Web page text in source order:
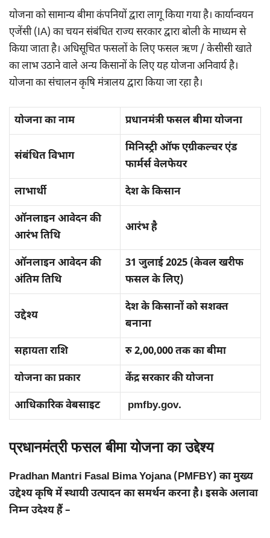
योजना को सामान्य बीमा कंपनियों द्वारा लागू किया गया है। कार्यान्वयन
एजेंसी (IA) का चयन संबंधित राज्य सरकार द्वारा बोली के माध्यम से
किया जाता है। अधिसूचित फसलों के लिए फसल ऋण / केसीसी खाते
का लाभ उठाने वाले अन्य किसानों के लिए यह योजना अनिवार्य है।
योजना का संचालन कृषि मंत्रालय द्वारा किया जा रहा है।
योजना का नाम प्रधानमंत्री फसल बीमा योजना
संबंधित विभाग
मिनिस्ट्री ऑफ एग्रीकल्चर एंड
फार्मर्स वेलफेयर
लाभार्थी देश के किसान
ऑनलाइन आवेदन की
आरंभ तिथि
आरंभ है
ऑनलाइन आवेदन की
अंतिम तिथि
31 जुलाई 2025 (केवल खरीफ
फसल के लिए)
उद्देश्य
देश के किसानों को सशक्त
बनाना
सहायता राशि रु 2,00,000 तक का बीमा
योजना का प्रकार केंद्र सरकार की योजना
आधिकारिक वेबसाइट pmfby.gov.
प्रधानमंत्री फसल बीमा योजना का उद्देश्य
Pradhan Mantri Fasal Bima Yojana (PMFBY) का मुख्य
उद्देश्य कृषि में स्थायी उत्पादन का समर्थन करना है। इसके अलावा
निम्न उदेश्य हैं –